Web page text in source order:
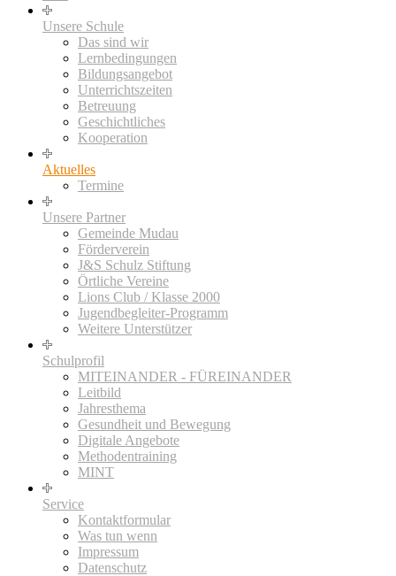
Unsere Schule
Das sind wir
Lernbedingungen
Bildungsangebot
Unterrichtszeiten
Betreuung
Geschichtliches
Kooperation
Aktuelles
Termine
Unsere Partner
Gemeinde Mudau
Förderverein
J&S Schulz Stiftung
Örtliche Vereine
Lions Club / Klasse 2000
Jugendbegleiter-Programm
Weitere Unterstützer
Schulprofil
MITEINANDER - FÜREINANDER
Leitbild
Jahresthema
Gesundheit und Bewegung
Digitale Angebote
Methodentraining
MINT
Service
Kontaktformular
Was tun wenn
Impressum
Datenschutz